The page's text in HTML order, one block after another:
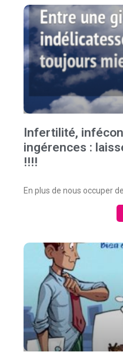
Infertilité,
ingérences :
!!!!
En plus de nous occuper